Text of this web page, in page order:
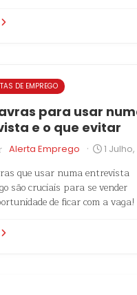
DE EMPREGO
para usar
e o que evitar
Alerta Emprego · 1
que usar numa entrevista
são cruciais para se vender
de ficar com a